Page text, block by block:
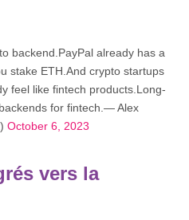
backend.PayPal already has a
stake ETH.And crypto startups
feel like fintech products.Long-
for fintech.— Alex
October 6, 2023
vers la